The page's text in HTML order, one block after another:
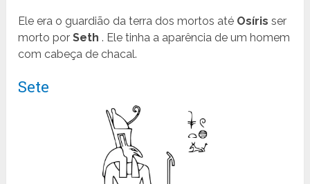
Ele era o guardião da terra dos mortos até Osíris ser
morto porSeth . Ele tinha a aparência de um homem
com cabeça de chacal.
Sete